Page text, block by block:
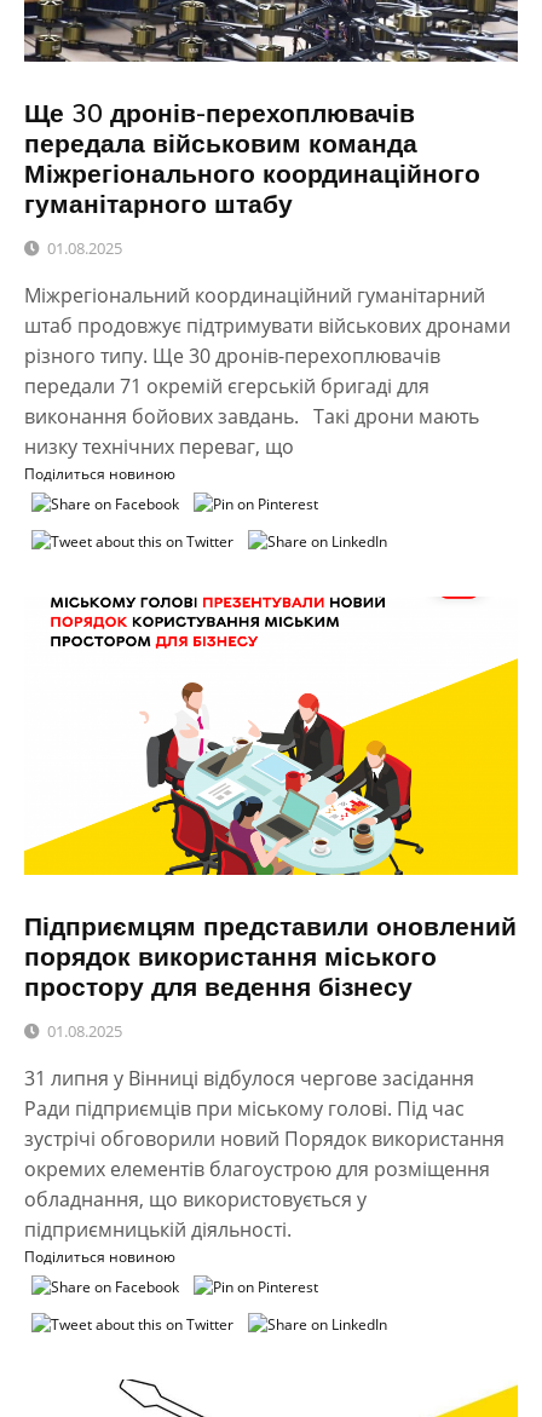
Ще 30 дронів-перехоплювачів
передала військовим команда
Міжрегіонального координаційного
гуманітарного штабу
01.08.2025
Міжрегіональний координаційний гуманітарний
штаб продовжує підтримувати військових дронами
різного типу. Ще 30 дронів-перехоплювачів
передали 71 окремій єгерській бригаді для
виконання бойових завдань. Такі дрони мають
низку технічних переваг, що
Поділиться новиною
Підприємцям представили оновлений
порядок використання міського
простору для ведення бізнесу
01.08.2025
31 липня у Вінниці відбулося чергове засідання
Ради підприємців при міському голові. Під час
зустрічі обговорили новий Порядок використання
окремих елементів благоустрою для розміщення
обладнання, що використовується у
підприємницькій діяльності.
Поділиться новиною